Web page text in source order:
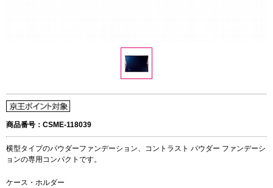
商品番号：CSME-118039
横型タイプのパウダーファンデーション、コントラスト パウダー ファンデーシ
ョンの専用コンパクトです。
ケース・ホルダー